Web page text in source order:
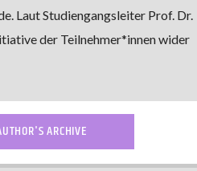
Laut Studiengangsleiter Prof. Dr.
der Teilnehmer*innen wider
ARCHIVE